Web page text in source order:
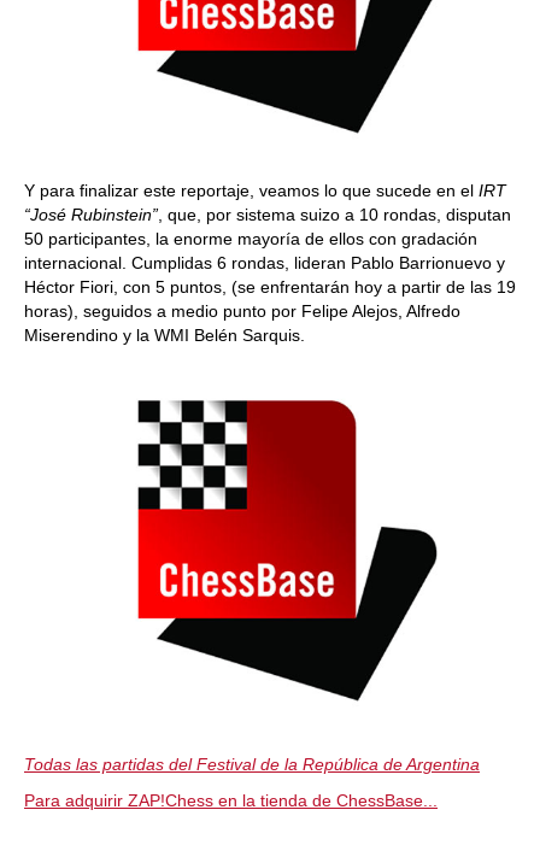
Y para finalizar este reportaje, veamos lo que sucede en el IRT
“José Rubinstein” , que, por sistema suizo a 10 rondas, disputan
50 participantes, la enorme mayoría de ellos con gradación
internacional. Cumplidas 6 rondas, lideran Pablo Barrionuevo y
Héctor Fiori, con 5 puntos, (se enfrentarán hoy a partir de las 19
horas), seguidos a medio punto por Felipe Alejos, Alfredo
Miserendino y la WMI Belén Sarquis.
Todas las partidas del Festival de la República de Argentina
Para adquirir ZAP!Chess en la tienda de ChessBase...